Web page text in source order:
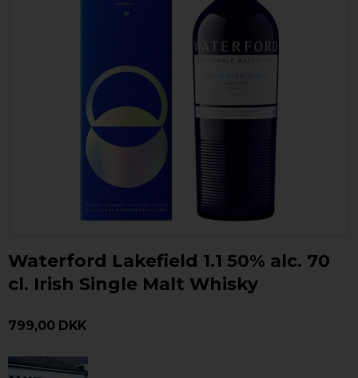
Waterford Lakefield 1.1 50% alc. 70
cl. Irish Single Malt Whisky
799,00 DKK